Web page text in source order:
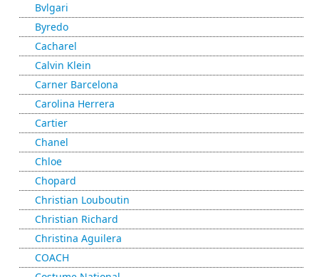
Bvlgari
Byredo
Cacharel
Calvin Klein
Carner Barcelona
Carolina Herrera
Cartier
Chanel
Chloe
Chopard
Christian Louboutin
Christian Richard
Christina Aguilera
COACH